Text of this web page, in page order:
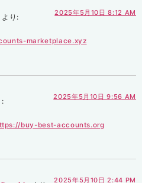
より:
2025年5月10日 8:12 AM
marketplace.xyz
:
2025年5月10日 9:56 AM
buy-best-accounts.org
2025年5月10日 2:44 PM